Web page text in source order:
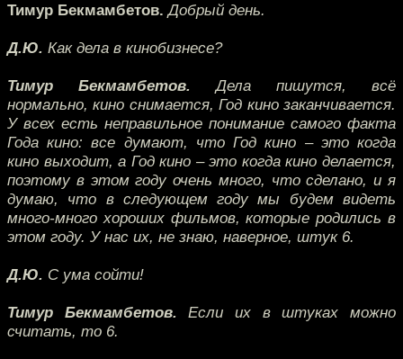
Тимур Бекмамбетов. Добрый день.
Д.Ю. Как дела в кинобизнесе?
Тимур Бекмамбетов. Дела пишутся, всё
нормально, кино снимается, Год кино заканчивается.
У всех есть неправильное понимание самого факта
Года кино: все думают, что Год кино – это когда
кино выходит, а Год кино – это когда кино делается,
поэтому в этом году очень много, что сделано, и я
думаю, что в следующем году мы будем видеть
много-много хороших фильмов, которые родились в
этом году. У нас их, не знаю, наверное, штук 6.
Д.Ю. С ума сойти!
Тимур Бекмамбетов. Если их в штуках можно
считать, то 6.